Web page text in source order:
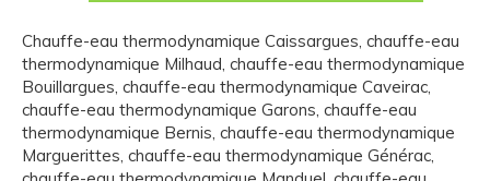
Chauffe-eau thermodynamique Caissargues, chauffe-eau
thermodynamique Milhaud, chauffe-eau thermodynamique
Bouillargues, chauffe-eau thermodynamique Caveirac,
chauffe-eau thermodynamique Garons, chauffe-eau
thermodynamique Bernis, chauffe-eau thermodynamique
Marguerittes, chauffe-eau thermodynamique Générac,